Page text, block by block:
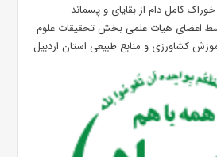
کامل دام از بقایای و پسماند
اعضای هیات علمی بخش تحقیقات علوم
کشاورزی و منابع طبیعی استان اردبیل